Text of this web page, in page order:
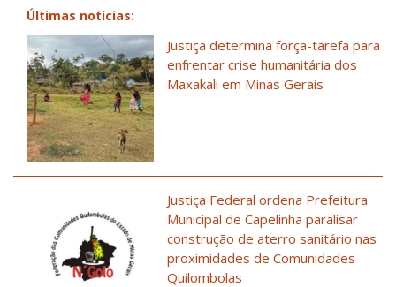
Últimas notícias:
Justiça determina força-tarefa para
enfrentar crise humanitária dos
Maxakali em Minas Gerais
Justiça Federal ordena Prefeitura
Municipal de Capelinha paralisar
construção de aterro sanitário nas
proximidades de Comunidades
Quilombolas